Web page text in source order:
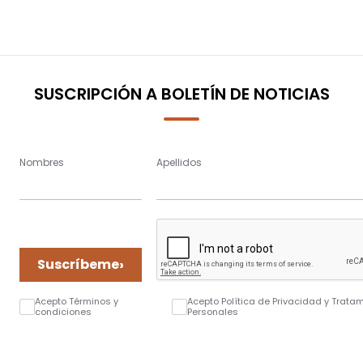
page
SUSCRIPCIÓN A BOLETÍN DE NOTICIAS
Nombres Apellidos
Suscríbeme›
Acepto Términos y
condiciones
Acepto Política de Privacidad y
Personales